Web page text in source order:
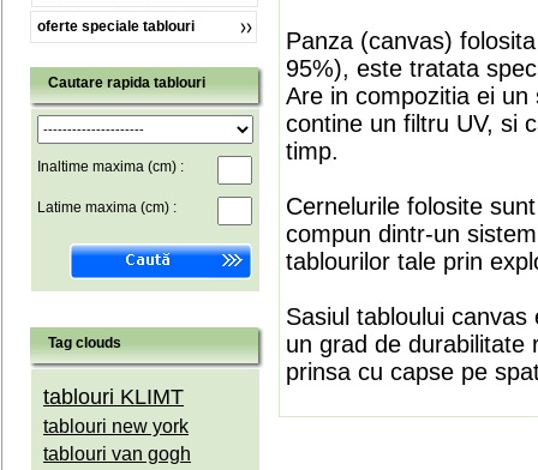
oferte speciale tablouri
Cautare rapida tablouri
Inaltime maxima (cm) :
Latime maxima (cm) :
Tag clouds
tablouri KLIMT
tablouri new york
tablouri van gogh
Panza (canvas)
95%), este tratata
Are in compozitia ei
contine un filtru UV, si
timp.
Cernelurile folosite
compun dintr-un
tablourilor tale prin
Sasiul tabloului
un grad de durabilitate
prinsa cu capse pe